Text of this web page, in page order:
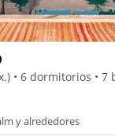
• 6 dormitorios • 7
y alrededores